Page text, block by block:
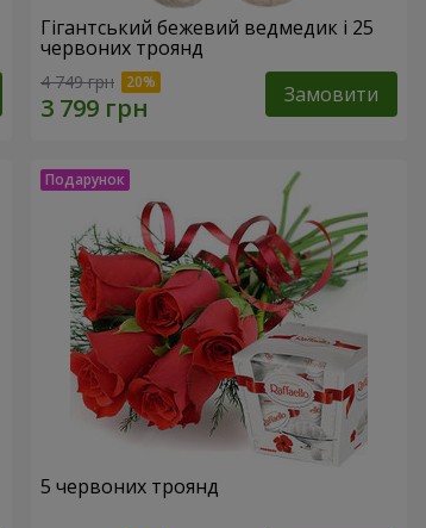
Гігантський бежевий ведмедик і 25
червоних троянд
4 749 грн Замовити
5 червоних троянд